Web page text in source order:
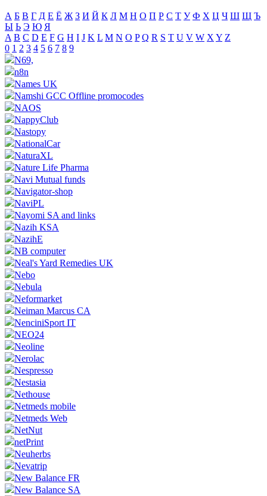
А Б В Г Д Е Ё Ж З И Й К Л М Н О П Р С Т У Ф Х Ц Ч Ш Щ Ъ
Ы Ь Э Ю Я
A B C D E F G H I J K L M N O P Q R S T U V W X Y Z
0 1 2 3 4 5 6 7 8 9
N69,
n8n
Names UK
Namshi GCC Offline promocodes
NAOS
NappyClub
Nastopy
NationalCar
NaturaXL
Nature Life Pharma
Navi Mutual funds
Navigator-shop
NaviPL
Nayomi SA and links
Nazih KSA
NazihE
NB computer
Neal's Yard Remedies UK
Nebo
Nebula
Neformarket
Neiman Marcus CA
NenciniSport IT
NEO24
Neoline
Nerolac
Nespresso
Nestasia
Nethouse
Netmeds mobile
Netmeds Web
NetNut
netPrint
Neuherbs
Nevatrip
New Balance FR
New Balance SA